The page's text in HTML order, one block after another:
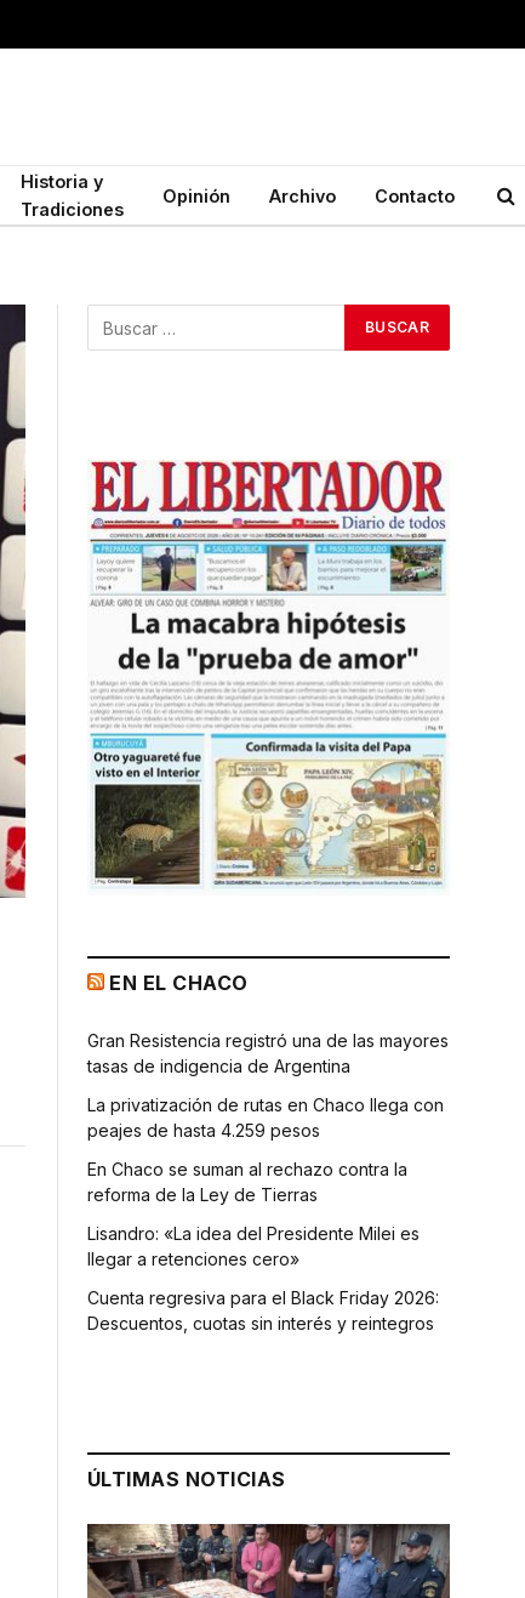
Historia y
Tradiciones
Opinión Archivo Contacto
EN EL CHACO
Gran Resistencia registró una de las mayores
tasas de indigencia de Argentina
La privatización de rutas en Chaco llega con
peajes de hasta 4.259 pesos
En Chaco se suman al rechazo contra la
reforma de la Ley de Tierras
Lisandro: «La idea del Presidente Milei es
llegar a retenciones cero»
Cuenta regresiva para el Black Friday 2026:
Descuentos, cuotas sin interés y reintegros
ÚLTIMAS NOTICIAS